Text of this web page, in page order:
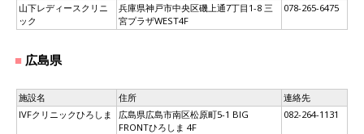
山下レディースクリニ
ック
兵庫県神戸市中央区磯上通7丁目1-8 三
宮プラザWEST4F
078-265-6475
広島県
施設名 住所
連絡先
IVFクリニックひろしま
広島県広島市南区松原町5-1 BIG
FRONTひろしま 4F
082-264-1131